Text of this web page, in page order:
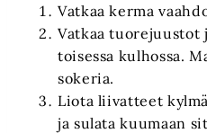
Vatkaa kerma
Vatkaa tuorejuustot
toisessa kulhossa.
sokeria.
Liota liivatteet
ja sulata kuumaan